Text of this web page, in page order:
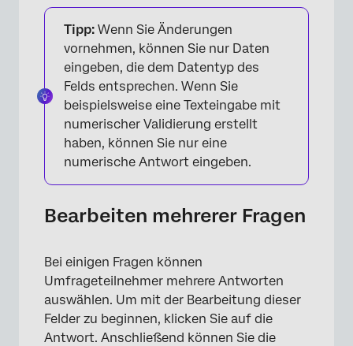
Tipp: Wenn Sie Änderungen
vornehmen, können Sie nur Daten
eingeben, die dem Datentyp des
Felds entsprechen. Wenn Sie
beispielsweise eine Texteingabe mit
numerischer Validierung erstellt
haben, können Sie nur eine
numerische Antwort eingeben.
Bearbeiten mehrerer Fragen
Bei einigen Fragen können
Umfrageteilnehmer mehrere Antworten
auswählen. Um mit der Bearbeitung dieser
Felder zu beginnen, klicken Sie auf die
Antwort. Anschließend können Sie die